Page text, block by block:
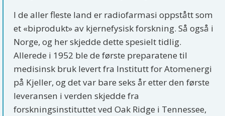
I de aller fleste land er radiofarmasi oppstått som
et «biprodukt» av kjernefysisk forskning. Så også i
Norge, og her skjedde dette spesielt tidlig.
Allerede i 1952 ble de første preparatene til
medisinsk bruk levert fra Institutt for Atomenergi
på Kjeller, og det var bare seks år etter den første
leveransen i verden skjedde fra
forskningsinstituttet ved Oak Ridge i Tennessee,